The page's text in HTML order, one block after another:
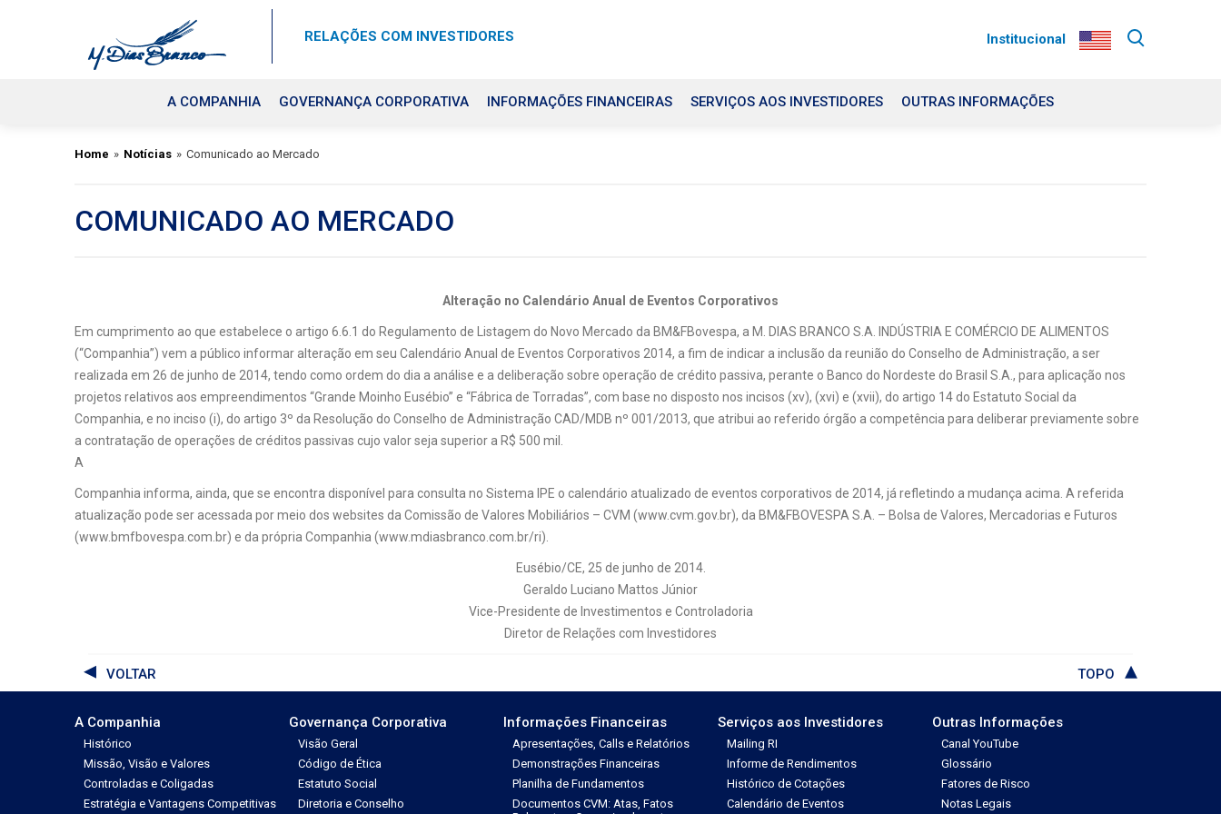
RELAÇÕES COM INVESTIDORES Institucional
A COMPANHIA GOVERNANÇA CORPORATIVA INFORMAÇÕES FINANCEIRAS SERVIÇOS AOS INVESTIDORES OUTRAS INFORMAÇÕES
Home » Notícias » Comunicado ao Mercado
COMUNICADO AO MERCADO
Alteração no Calendário Anual de Eventos Corporativos
Em cumprimento ao que estabelece o artigo 6.6.1 do Regulamento de Listagem do Novo Mercado da BM&FBovespa, a M. DIAS BRANCO S.A. INDÚSTRIA E COMÉRCIO DE ALIMENTOS
(“Companhia”) vem a público informar alteração em seu Calendário Anual de Eventos Corporativos 2014, a fim de indicar a inclusão da reunião do Conselho de Administração, a ser
realizada em 26 de junho de 2014, tendo como ordem do dia a análise e a deliberação sobre operação de crédito passiva, perante o Banco do Nordeste do Brasil S.A., para aplicação nos
projetos relativos aos empreendimentos “Grande Moinho Eusébio” e “Fábrica de Torradas”, com base no disposto nos incisos (xv), (xvi) e (xvii), do artigo 14 do Estatuto Social da
Companhia, e no inciso (i), do artigo 3º da Resolução do Conselho de Administração CAD/MDB nº 001/2013, que atribui ao referido órgão a competência para deliberar previamente sobre
a contratação de operações de créditos passivas cujo valor seja superior a R$ 500 mil.
A
Companhia informa, ainda, que se encontra disponível para consulta no Sistema IPE o calendário atualizado de eventos corporativos de 2014, já refletindo a mudança acima. A referida
atualização pode ser acessada por meio dos websites da Comissão de Valores Mobiliários – CVM (www.cvm.gov.br), da BM&FBOVESPA S.A. – Bolsa de Valores, Mercadorias e Futuros
(www.bmfbovespa.com.br) e da própria Companhia (www.mdiasbranco.com.br/ri).
Eusébio/CE, 25 de junho de 2014.
Geraldo Luciano Mattos Júnior
Vice-Presidente de Investimentos e Controladoria
Diretor de Relações com Investidores
VOLTAR TOPO
A Companhia
Histórico
Missão, Visão e Valores
Controladas e Coligadas
Estratégia e Vantagens Competitivas
Governança Corporativa
Visão Geral
Código de Ética
Estatuto Social
Diretoria e Conselho
Informações Financeiras
Apresentações, Calls e Relatórios
Demonstrações Financeiras
Planilha de Fundamentos
Documentos CVM: Atas, Fatos
Serviços aos Investidores
Mailing RI
Informe de Rendimentos
Histórico de Cotações
Calendário de Eventos
Outras Informações
Canal YouTube
Glossário
Fatores de Risco
Notas Legais